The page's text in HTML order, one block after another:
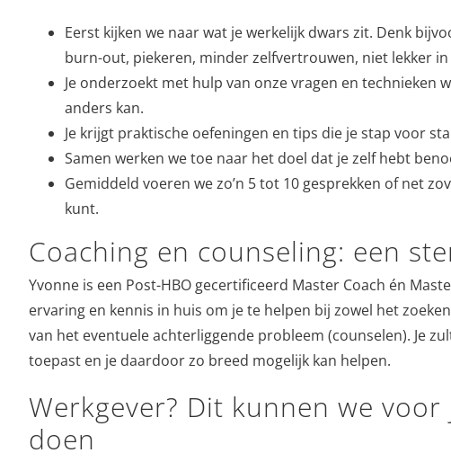
Eerst kijken we naar wat je werkelijk dwars zit. Denk
burn-out, piekeren, minder zelfvertrouwen, niet lekker
Je onderzoekt met hulp van onze vragen en technieken
anders kan.
Je krijgt praktische oefeningen en tips die je stap voor
Samen werken we toe naar het doel dat je zelf hebt
Gemiddeld voeren we zo’n 5 tot 10 gesprekken of net
kunt.
Coaching en counseling: een
Yvonne is een Post-HBO gecertificeerd Master Coach én
ervaring en kennis in huis om je te helpen bij zowel het
van het eventuele achterliggende probleem (counselen). Je
toepast en je daardoor zo breed mogelijk kan helpen.
Werkgever? Dit kunnen we
doen